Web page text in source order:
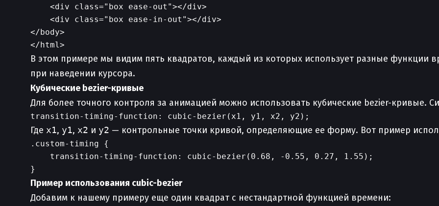
    <div class="box ease-out"></div>
    <div class="box ease-in-out"></div>
</body>
В этом примере мы видим пять квадратов, каждый из которых использует разные функции
при наведении курсора.
Кубические bezier-кривые
Для более точного контроля за анимацией можно использовать кубические bezier-кривые.
Где x1, y1, x2 и y2 — контрольные точки кривой, определяющие ее форму. Вот пример
.custom-timing {
    transition-timing-function: cubic-bezier(0.68, -0.55, 0.27, 1.55);
Пример использования cubic-bezier
Добавим к нашему примеру еще один квадрат с нестандартной функцией времени: